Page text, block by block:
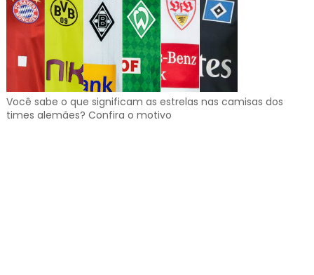
Você sabe o que significam as estrelas nas camisas dos
times alemães? Confira o motivo